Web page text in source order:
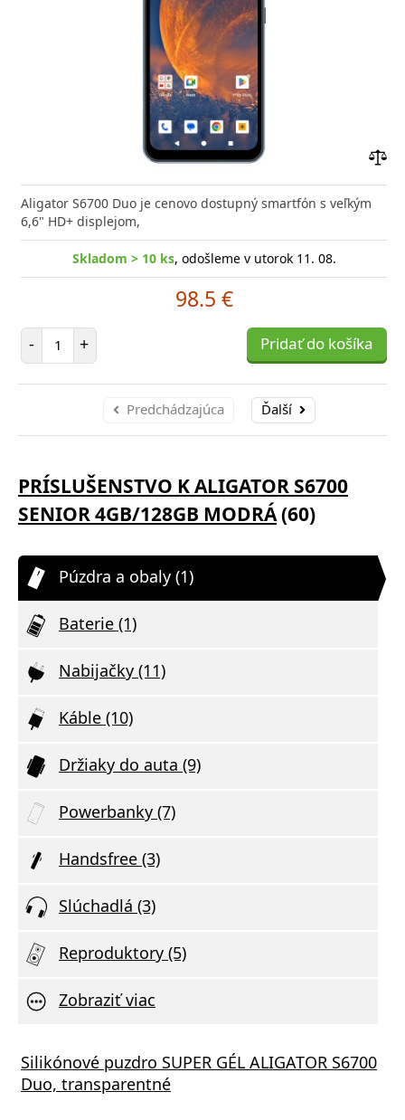
Aligator S6700 Duo je cenovo dostupný smartfón s veľkým
6,6" HD+ displejom,
Skladom > 10 ks, odošleme v utorok 11. 08.
98.5 €
- Počet položiek
+ Pridať do košíka
Predchádzajúca Ďalší
PRÍSLUŠENSTVO K ALIGATOR S6700
SENIOR 4GB/128GB MODRÁ(60)
Púzdra a obaly (1)
Baterie (1)
Nabijačky (11)
Káble (10)
Držiaky do auta (9)
Powerbanky (7)
Handsfree (3)
Slúchadlá (3)
Reproduktory (5)
Zobraziť viac
Silikónové puzdro SUPER GÉL ALIGATOR S6700
Duo, transparentné